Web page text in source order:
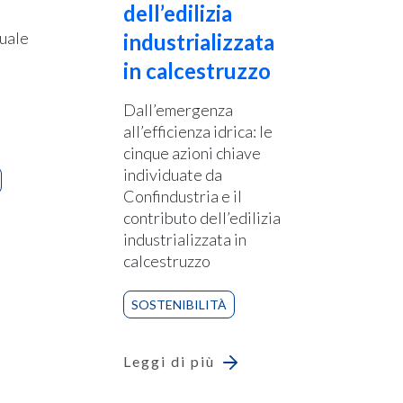
dell’edilizia
industrializzata
in calcestruzzo
Dall’emergenza
all’efficienza idrica: le
cinque azioni chiave
individuate da
Confindustria e il
contributo dell’edilizia
industrializzata in
calcestruzzo
SOSTENIBILITÀ
Leggi di più